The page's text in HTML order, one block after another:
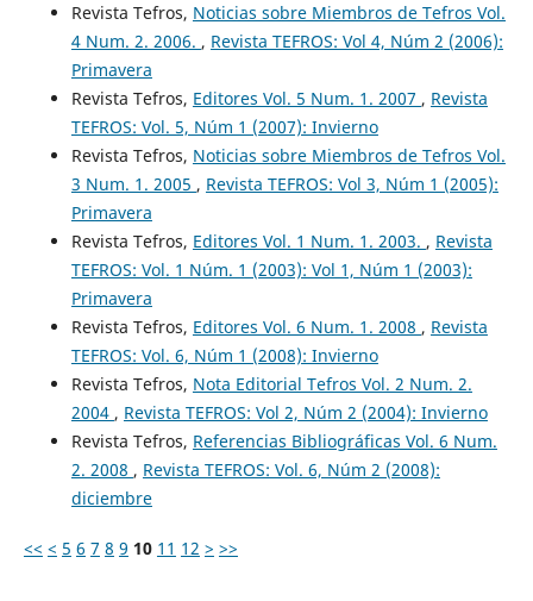
Revista Tefros, Noticias sobre Miembros de Tefros Vol.
4 Num. 2. 2006. , Revista TEFROS: Vol 4, Núm 2 (2006):
Primavera
Revista Tefros, Editores Vol. 5 Num. 1. 2007 , Revista
TEFROS: Vol. 5, Núm 1 (2007): Invierno
Revista Tefros, Noticias sobre Miembros de Tefros Vol.
3 Num. 1. 2005 , Revista TEFROS: Vol 3, Núm 1 (2005):
Primavera
Revista Tefros, Editores Vol. 1 Num. 1. 2003. , Revista
TEFROS: Vol. 1 Núm. 1 (2003): Vol 1, Núm 1 (2003):
Primavera
Revista Tefros, Editores Vol. 6 Num. 1. 2008 , Revista
TEFROS: Vol. 6, Núm 1 (2008): Invierno
Revista Tefros, Nota Editorial Tefros Vol. 2 Num. 2.
2004 , Revista TEFROS: Vol 2, Núm 2 (2004): Invierno
Revista Tefros, Referencias Bibliográficas Vol. 6 Num.
2. 2008 , Revista TEFROS: Vol. 6, Núm 2 (2008):
diciembre
<< < 5 6 7 8 9 10 11 12 > >>